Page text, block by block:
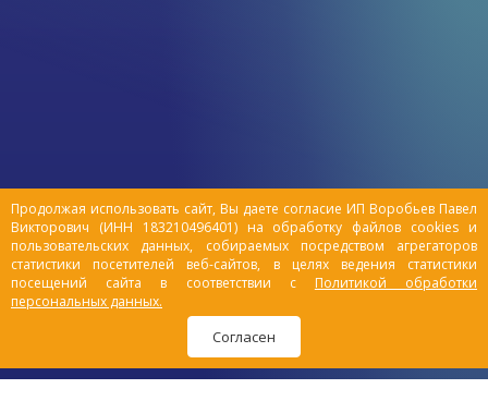
Продолжая использовать сайт, Вы даете согласие ИП Воробьев Павел
Викторович (ИНН 183210496401) на обработку файлов cookies и
пользовательских данных, собираемых посредством агрегаторов
статистики посетителей веб-сайтов, в целях ведения статистики
посещений сайта в соответствии с Политикой обработки
персональных данных.
Согласен
падения.